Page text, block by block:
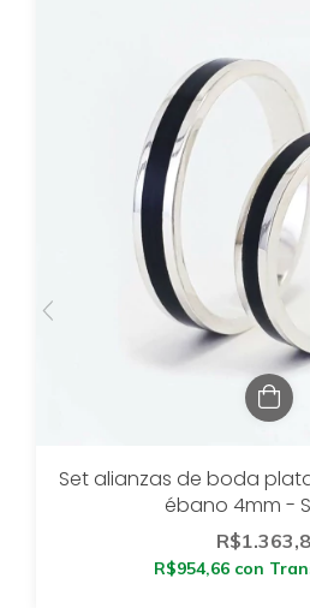
Set alianzas de boda
ébano 4mm -
R$954,66 con